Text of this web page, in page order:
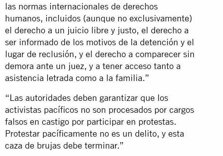
las normas internacionales de derechos
humanos, incluidos (aunque no exclusivamente)
el derecho a un juicio libre y justo, el derecho a
ser informado de los motivos de la detención y el
lugar de reclusión, y el derecho a comparecer sin
demora ante un juez, y a tener acceso tanto a
asistencia letrada como a la familia.”
“Las autoridades deben garantizar que los
activistas pacíficos no son procesados por cargos
falsos en castigo por participar en protestas.
Protestar pacíficamente no es un delito, y esta
caza de brujas debe terminar.”